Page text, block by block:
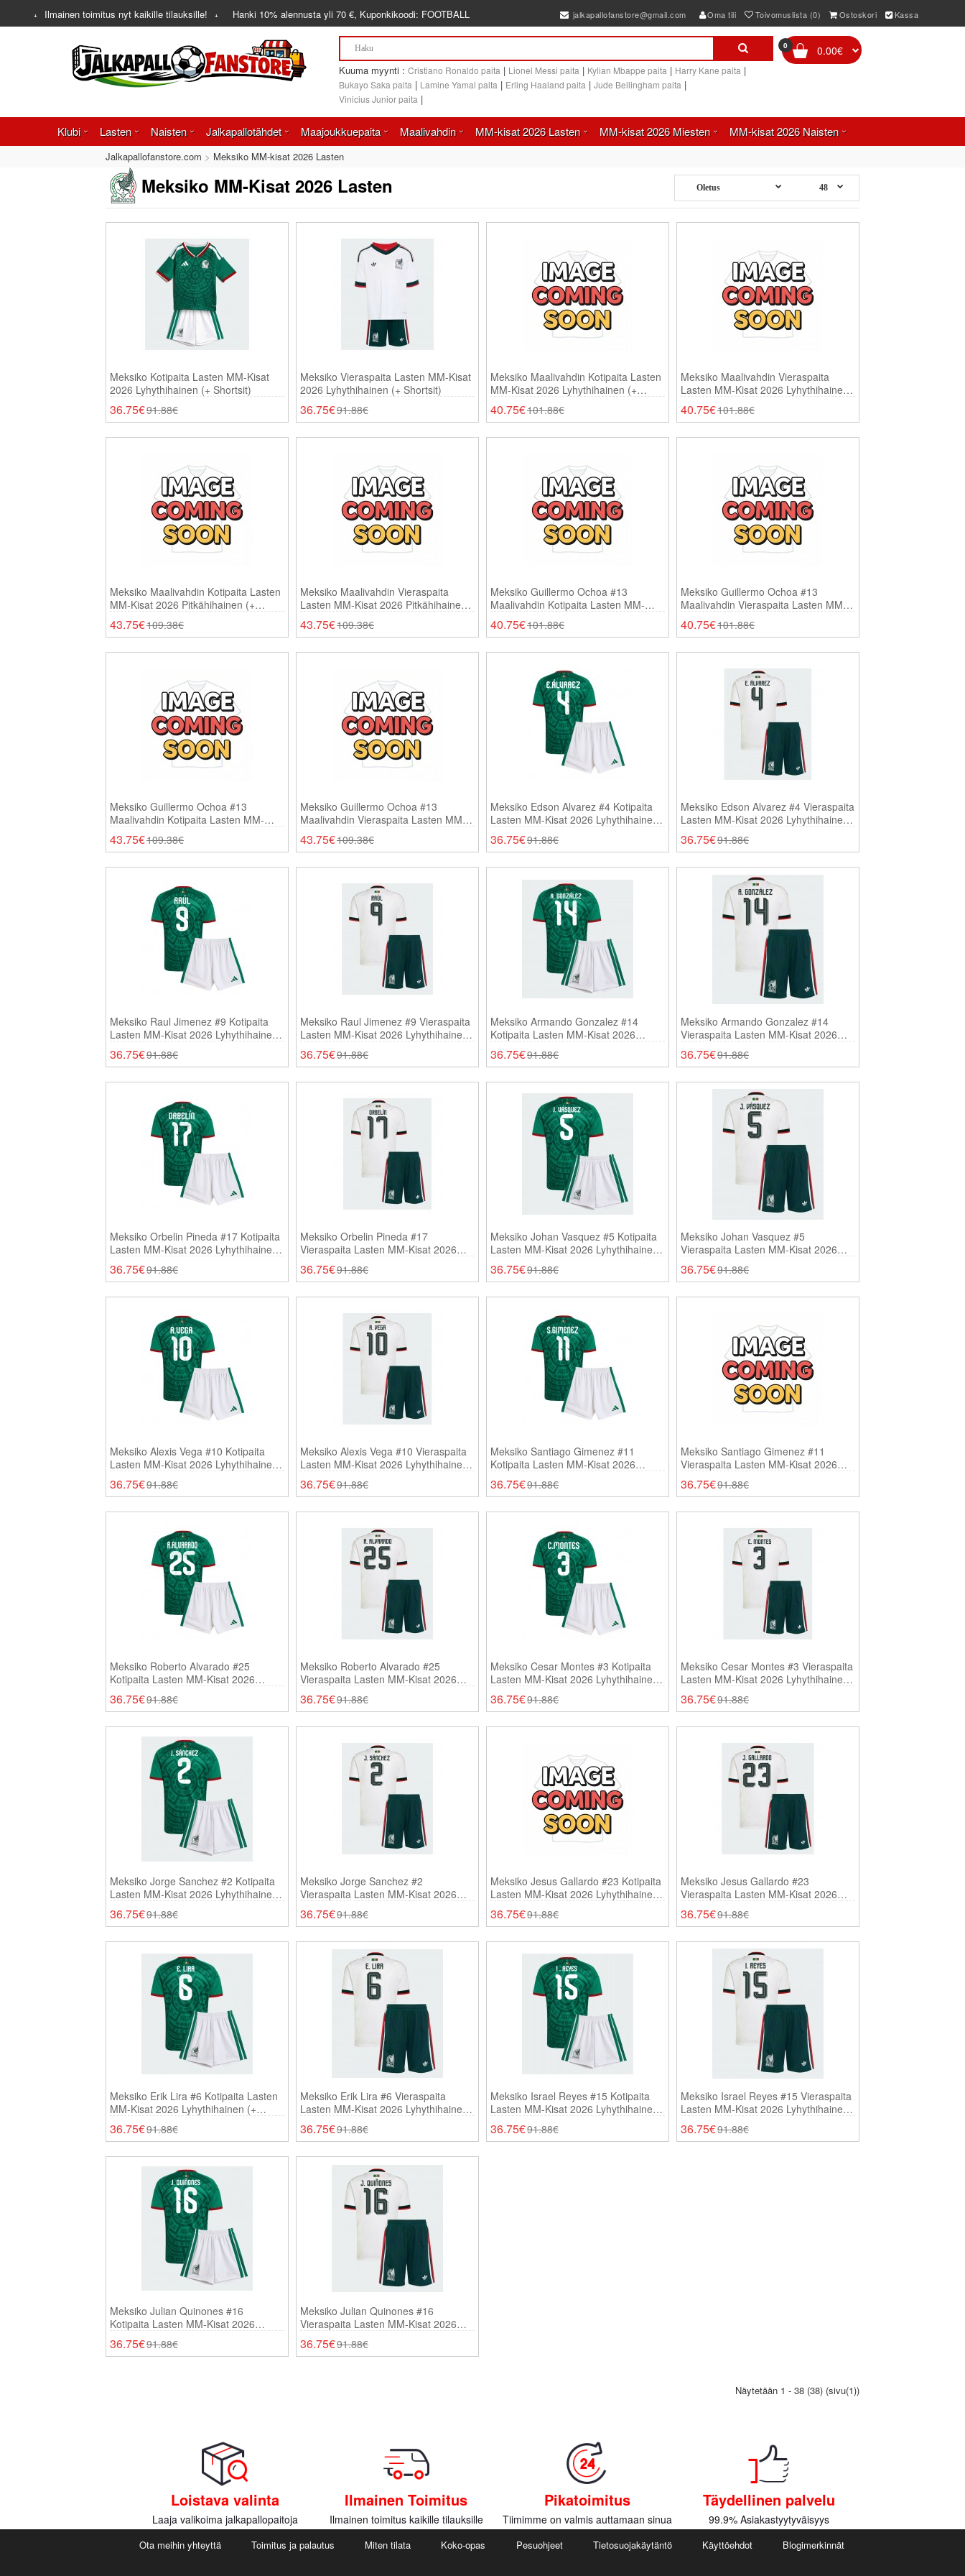
Ilmainen toimitus nyt kaikille tilauksille! Hanki 10% alennusta yli 70 €, Kuponkikoodi: FOOTBALL jalkapallofanstore@gmail.com Oma tili Toivomuslista (0) Ostoskori Kassa
Kuuma myynti : Cristiano Ronaldo paita | Lionel Messi paita | Kylian Mbappe paita | Harry Kane paita |
Bukayo Saka paita | Lamine Yamal paita | Erling Haaland paita | Jude Bellingham paita |
Vinicius Junior paita |
0 0.00€
Klubi Lasten Naisten Jalkapallotähdet Maajoukkuepaita Maalivahdin MM-kisat 2026 Lasten MM-kisat 2026 Miesten MM-kisat 2026 Naisten
Jalkapallofanstore.com Meksiko MM-kisat 2026 Lasten
Meksiko MM-Kisat 2026 Lasten
Meksiko Kotipaita Lasten MM-Kisat
2026 Lyhythihainen (+ Shortsit)
36.75€91.88€
Meksiko Vieraspaita Lasten MM-Kisat
2026 Lyhythihainen (+ Shortsit)
36.75€91.88€
Meksiko Maalivahdin Kotipaita Lasten
MM-Kisat 2026 Lyhythihainen (+
Shortsit)
40.75€101.88€
Meksiko Maalivahdin Vieraspaita
Lasten MM-Kisat 2026 Lyhythihainen
(+ Shortsit)
40.75€101.88€
Meksiko Maalivahdin Kotipaita Lasten
MM-Kisat 2026 Pitkähihainen (+
Shortsit)
43.75€109.38€
Meksiko Maalivahdin Vieraspaita
Lasten MM-Kisat 2026 Pitkähihainen
(+ Shortsit)
43.75€109.38€
Meksiko Guillermo Ochoa #13
Maalivahdin Kotipaita Lasten MM-
Kisat 2026 Lyhythihainen (+ Shortsit)
40.75€101.88€
Meksiko Guillermo Ochoa #13
Maalivahdin Vieraspaita Lasten MM-
Kisat 2026 Lyhythihainen (+ Shortsit)
40.75€101.88€
Meksiko Guillermo Ochoa #13
Maalivahdin Kotipaita Lasten MM-
Kisat 2026 Pitkähihainen (+ Shortsit)
43.75€109.38€
Meksiko Guillermo Ochoa #13
Maalivahdin Vieraspaita Lasten MM-
Kisat 2026 Pitkähihainen (+ Shortsit)
43.75€109.38€
Meksiko Edson Alvarez #4 Kotipaita
Lasten MM-Kisat 2026 Lyhythihainen
(+ Shortsit)
36.75€91.88€
Meksiko Edson Alvarez #4 Vieraspaita
Lasten MM-Kisat 2026 Lyhythihainen
(+ Shortsit)
36.75€91.88€
Meksiko Raul Jimenez #9 Kotipaita
Lasten MM-Kisat 2026 Lyhythihainen
(+ Shortsit)
36.75€91.88€
Meksiko Raul Jimenez #9 Vieraspaita
Lasten MM-Kisat 2026 Lyhythihainen
(+ Shortsit)
36.75€91.88€
Meksiko Armando Gonzalez #14
Kotipaita Lasten MM-Kisat 2026
Lyhythihainen (+ Shortsit)
36.75€91.88€
Meksiko Armando Gonzalez #14
Vieraspaita Lasten MM-Kisat 2026
Lyhythihainen (+ Shortsit)
36.75€91.88€
Meksiko Orbelin Pineda #17 Kotipaita
Lasten MM-Kisat 2026 Lyhythihainen
(+ Shortsit)
36.75€91.88€
Meksiko Orbelin Pineda #17
Vieraspaita Lasten MM-Kisat 2026
Lyhythihainen (+ Shortsit)
36.75€91.88€
Meksiko Johan Vasquez #5 Kotipaita
Lasten MM-Kisat 2026 Lyhythihainen
(+ Shortsit)
36.75€91.88€
Meksiko Johan Vasquez #5
Vieraspaita Lasten MM-Kisat 2026
Lyhythihainen (+ Shortsit)
36.75€91.88€
Meksiko Alexis Vega #10 Kotipaita
Lasten MM-Kisat 2026 Lyhythihainen
(+ Shortsit)
36.75€91.88€
Meksiko Alexis Vega #10 Vieraspaita
Lasten MM-Kisat 2026 Lyhythihainen
(+ Shortsit)
36.75€91.88€
Meksiko Santiago Gimenez #11
Kotipaita Lasten MM-Kisat 2026
Lyhythihainen (+ Shortsit)
36.75€91.88€
Meksiko Santiago Gimenez #11
Vieraspaita Lasten MM-Kisat 2026
Lyhythihainen (+ Shortsit)
36.75€91.88€
Meksiko Roberto Alvarado #25
Kotipaita Lasten MM-Kisat 2026
Lyhythihainen (+ Shortsit)
36.75€91.88€
Meksiko Roberto Alvarado #25
Vieraspaita Lasten MM-Kisat 2026
Lyhythihainen (+ Shortsit)
36.75€91.88€
Meksiko Cesar Montes #3 Kotipaita
Lasten MM-Kisat 2026 Lyhythihainen
(+ Shortsit)
36.75€91.88€
Meksiko Cesar Montes #3 Vieraspaita
Lasten MM-Kisat 2026 Lyhythihainen
(+ Shortsit)
36.75€91.88€
Meksiko Jorge Sanchez #2 Kotipaita
Lasten MM-Kisat 2026 Lyhythihainen
(+ Shortsit)
36.75€91.88€
Meksiko Jorge Sanchez #2
Vieraspaita Lasten MM-Kisat 2026
Lyhythihainen (+ Shortsit)
36.75€91.88€
Meksiko Jesus Gallardo #23 Kotipaita
Lasten MM-Kisat 2026 Lyhythihainen
(+ Shortsit)
36.75€91.88€
Meksiko Jesus Gallardo #23
Vieraspaita Lasten MM-Kisat 2026
Lyhythihainen (+ Shortsit)
36.75€91.88€
Meksiko Erik Lira #6 Kotipaita Lasten
MM-Kisat 2026 Lyhythihainen (+
Shortsit)
36.75€91.88€
Meksiko Erik Lira #6 Vieraspaita
Lasten MM-Kisat 2026 Lyhythihainen
(+ Shortsit)
36.75€91.88€
Meksiko Israel Reyes #15 Kotipaita
Lasten MM-Kisat 2026 Lyhythihainen
(+ Shortsit)
36.75€91.88€
Meksiko Israel Reyes #15 Vieraspaita
Lasten MM-Kisat 2026 Lyhythihainen
(+ Shortsit)
36.75€91.88€
Meksiko Julian Quinones #16
Kotipaita Lasten MM-Kisat 2026
Lyhythihainen (+ Shortsit)
36.75€91.88€
Meksiko Julian Quinones #16
Vieraspaita Lasten MM-Kisat 2026
Lyhythihainen (+ Shortsit)
36.75€91.88€
Näytetään 1 - 38 (38) (sivu(1))
Loistava valinta
Laaja valikoima jalkapallopaitoja
Ilmainen Toimitus
Ilmainen toimitus kaikille tilauksille
Pikatoimitus
Tiimimme on valmis auttamaan sinua
Täydellinen palvelu
99.9% Asiakastyytyväisyys
Ota meihin yhteyttä Toimitus ja palautus Miten tilata Koko-opas Pesuohjeet Tietosuojakäytäntö Käyttöehdot Blogimerkinnät